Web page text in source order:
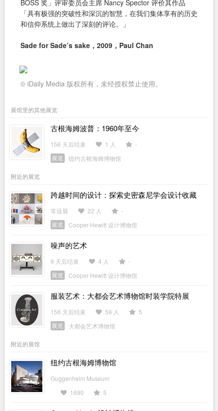
BOSS 奖」评审委员会主席 Nancy Spector 评价其作品
「具有极强的突破性和深沉的智慧，在我们集体享有的历史
和信仰系统上做出了深刻的评论。」
Sade for Sade’s sake，2009，Paul Chan
© iDaily Media 版权所有，未经授权禁止使用。
展馆里的其他展览
古根海姆波普：1960年至今
156 天后结束 1 人
-
展览
纽约古根海姆博物馆
附近的展览
跨越时间的设计：探索史密森尼学会设计收藏
常设展 22 人
-
展览
Cooper Hewitt 设计博物馆
噪声的艺术
9 天后结束 4 人
-
展览
Cooper Hewitt 设计博物馆
服装艺术：大都会艺术博物馆时装学院特展
156 天后结束 59 人
5
展览
大都会艺术博物馆
附近的展馆
纽约古根海姆博物馆
Guggenheim Museum
1690
5